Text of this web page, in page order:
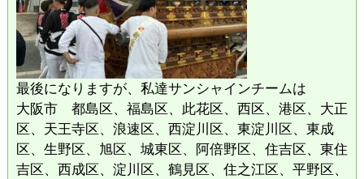
最後になりますが、私達サンシャインチームは
大阪市 都島区、福島区、此花区、西区、港区、大正
区、天王寺区、浪速区、西淀川区、東淀川区、東成
区、生野区、旭区、城東区、阿倍野区、住吉区、東住
吉区、西成区、淀川区、鶴見区、住之江区、平野区、